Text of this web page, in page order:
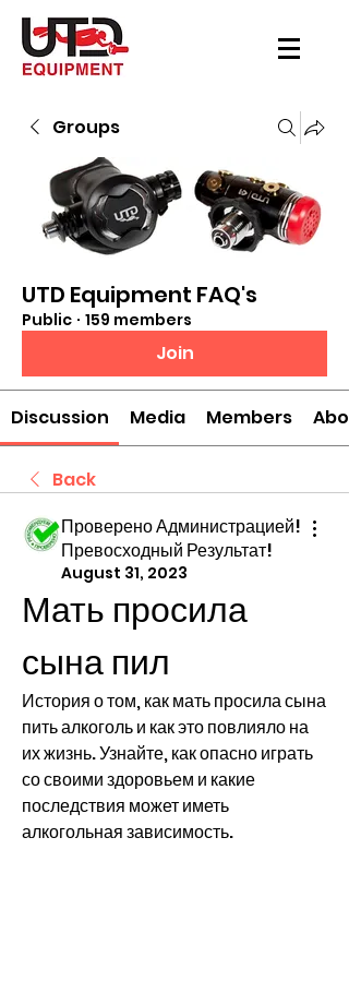
Groups
UTD Equipment FAQ's
Public · 159 members
Join
Discussion Media Members
Back
Проверено Администрацией!
Превосходный Результат!
August 31, 2023
Мать просила
сына пил
История о том, как мать просила сына
пить алкоголь и как это повлияло на
их жизнь. Узнайте, как опасно играть
со своими здоровьем и какие
последствия может иметь
алкогольная зависимость.